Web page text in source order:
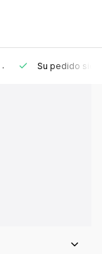
. Su pedido